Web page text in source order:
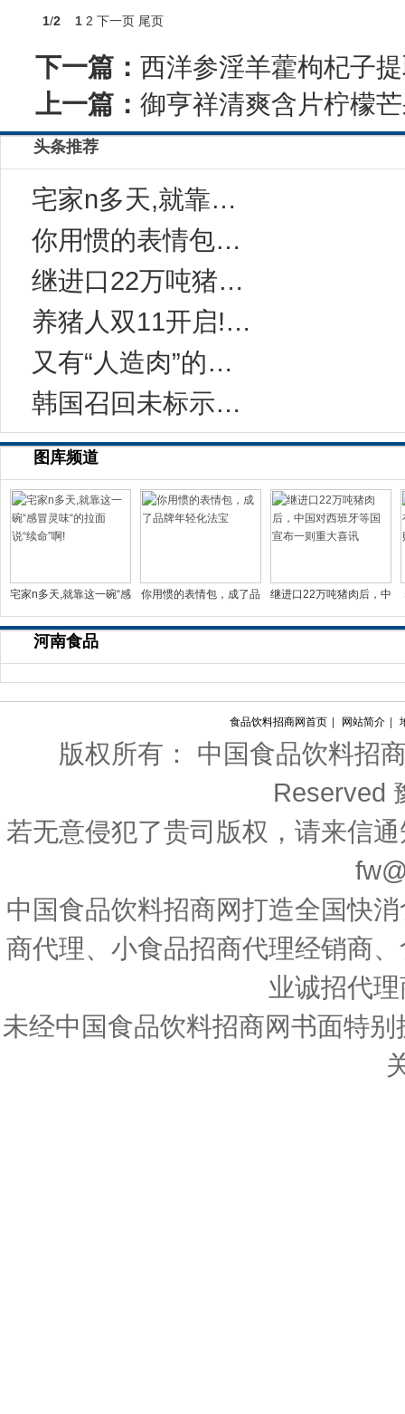
1/2 1 2 下一页 尾页
下一篇： 西洋参淫羊藿枸杞子
上一篇： 御亨祥清爽含片柠檬
头条推荐
宅家n多天,就靠这一碗“感冒灵味“的拉面说
你用惯的表情包，成了品牌年轻化法宝
继进口22万吨猪肉后，中国对西班牙等国宣布一
养猪人双11开启!今年有10万家猪场在网上采
又有“人造肉”的事儿？科学家：无需饲养和屠宰
韩国召回未标示致敏成分的健康功能食品
图库频道
宅家n多天,就靠这一碗“感
你用惯的表情包，成了品
继进口22万吨猪肉后，中
河南食品
食品饮料招商网首页 网站简介
版权所有： 中国食品饮料招
Reserved
若无意侵犯了贵司版权，请来信
中国食品饮料招商网打造全国快
商代理、小食品招商代理经销商
业诚招代
未经中国食品饮料招商网书面特